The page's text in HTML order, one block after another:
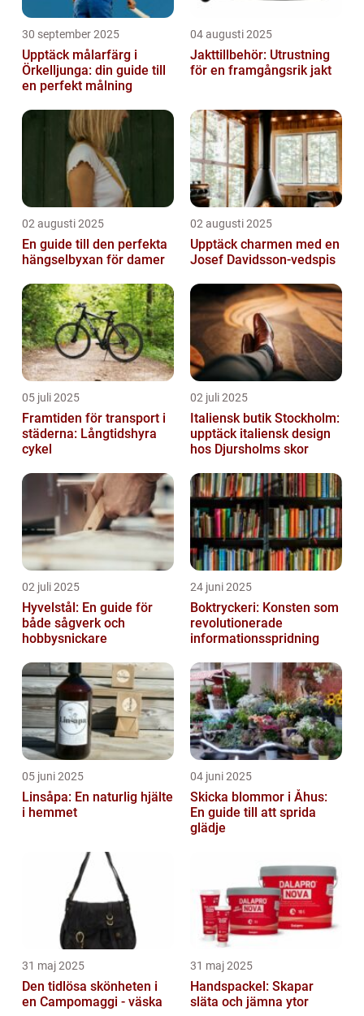
30 september 2025
Upptäck målarfärg i
Örkelljunga: din guide till
en perfekt målning
04 augusti 2025
Jakttillbehör: Utrustning
för en framgångsrik jakt
02 augusti 2025
En guide till den perfekta
hängselbyxan för damer
02 augusti 2025
Upptäck charmen med en
Josef Davidsson-vedspis
05 juli 2025
Framtiden för transport i
städerna: Långtidshyra
cykel
02 juli 2025
Italiensk butik Stockholm:
upptäck italiensk design
hos Djursholms skor
02 juli 2025
Hyvelstål: En guide för
både sågverk och
hobbysnickare
24 juni 2025
Boktryckeri: Konsten som
revolutionerade
informationsspridning
05 juni 2025
Linsåpa: En naturlig hjälte
i hemmet
04 juni 2025
Skicka blommor i Åhus:
En guide till att sprida
glädje
31 maj 2025
Den tidlösa skönheten i
en Campomaggi - väska
31 maj 2025
Handspackel: Skapar
släta och jämna ytor